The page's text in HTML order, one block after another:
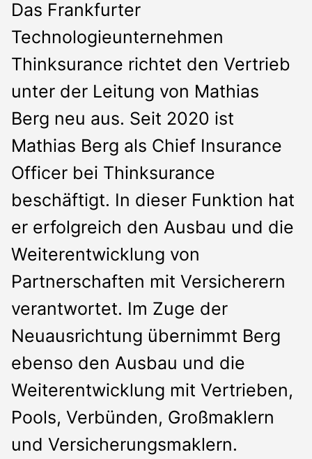
Das Frankfurter
Technologieunternehmen
Thinksurance richtet den Vertrieb
unter der Leitung von Mathias
Berg neu aus. Seit 2020 ist
Mathias Berg als Chief Insurance
Officer bei Thinksurance
beschäftigt. In dieser Funktion hat
er erfolgreich den Ausbau und die
Weiterentwicklung von
Partnerschaften mit Versicherern
verantwortet. Im Zuge der
Neuausrichtung übernimmt Berg
ebenso den Ausbau und die
Weiterentwicklung mit Vertrieben,
Pools, Verbünden, Großmaklern
und Versicherungsmaklern.